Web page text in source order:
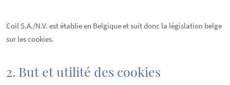
Coil S.A./N.V. est établie en Belgique et suit donc la législation belge
sur les cookies.
2. But et utilité des cookies